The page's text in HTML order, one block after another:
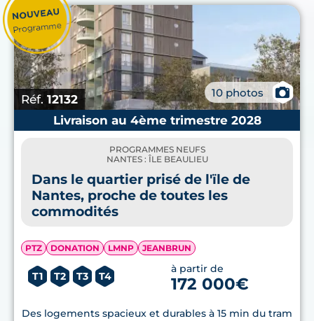
Réf. 12132 10 photos
📷
Livraison au 4ème trimestre 2028
PROGRAMMES NEUFS
NANTES : ÎLE BEAULIEU
Dans le quartier prisé de l'ïle de
Nantes, proche de toutes les
commodités
PTZ DONATION LMNP JEANBRUN
T1 T2 T3 T4
à partir de
172 000€
Des logements spacieux et durables à 15 min du tram